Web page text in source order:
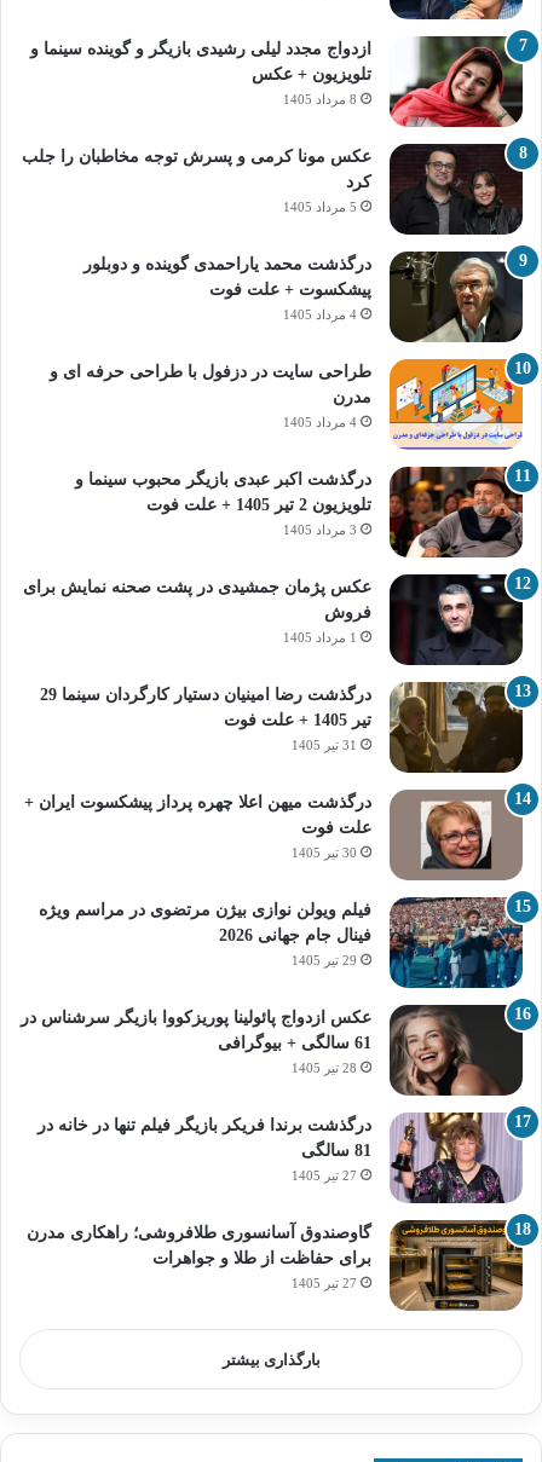
ازدواج مجدد لیلی رشیدی بازیگر و گوینده سینما و
تلویزیون + عکس
8 مرداد 1405
عکس مونا کرمی و پسرش توجه مخاطبان را جلب
کرد
5 مرداد 1405
درگذشت محمد یاراحمدی گوینده و دوبلور
پیشکسوت + علت فوت
4 مرداد 1405
طراحی سایت در دزفول با طراحی حرفه‌ ای و
مدرن
4 مرداد 1405
درگذشت اکبر عبدی بازیگر محبوب سینما و
تلویزیون 2 تیر 1405 + علت فوت
3 مرداد 1405
عکس پژمان جمشیدی در پشت صحنه نمایش برای
فروش
1 مرداد 1405
درگذشت رضا امینیان دستیار کارگردان سینما 29
تیر 1405 + علت فوت
31 تیر 1405
درگذشت میهن اعلا چهره پرداز پیشکسوت ایران +
علت فوت
30 تیر 1405
فیلم ویولن نوازی بیژن مرتضوی در مراسم ویژه
فینال جام جهانی 2026
29 تیر 1405
عکس ازدواج پائولینا پوریزکووا بازیگر سرشناس در
61 سالگی + بیوگرافی
28 تیر 1405
درگذشت برندا فریکر بازیگر فیلم تنها در خانه در
81 سالگی
27 تیر 1405
گاوصندوق آسانسوری طلافروشی؛ راهکاری مدرن
برای حفاظت از طلا و جواهرات
27 تیر 1405
بارگذاری بیشتر